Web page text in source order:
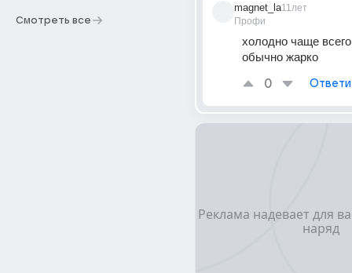
Смотреть все
magnet_la
Профи
11лет
холодно чаще
обычно жарко
0